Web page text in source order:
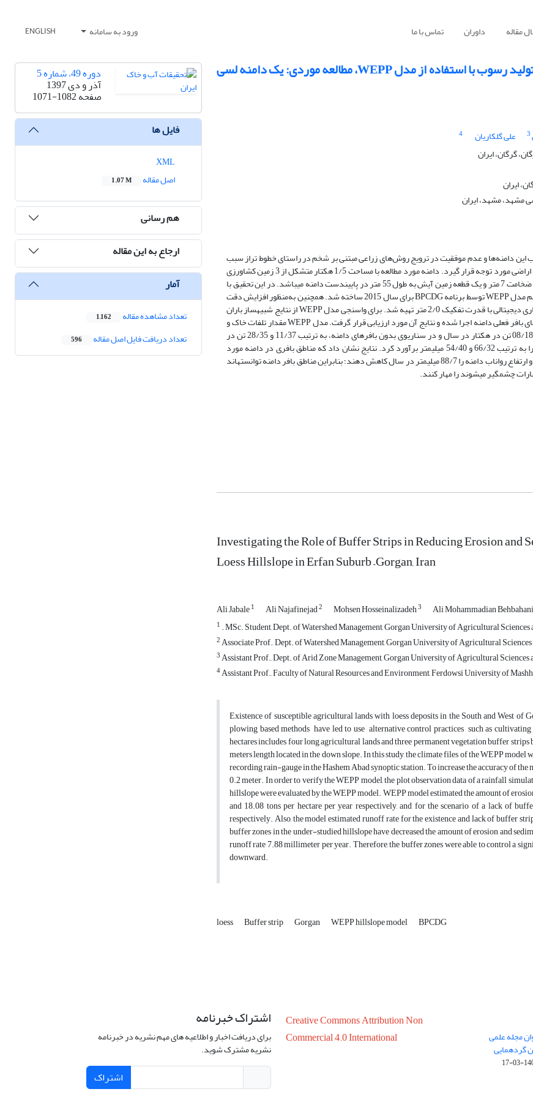
مقاله داوران تماس با ما ورود به سامانه ENGLISH
بررسی نقش مناطق حائل گیاهی در کاهش میزان فرسایش و تولید رسوب با استفاده از مدل WEPP، مطالعه موردی: یک دامنه لسی
3 علی گلکاریان
4
گرگان، ایران
ایران
مشهد، مشهد، ایران
و عدم موفقیت در ترویج روش‌های زراعی مبتنی بر شخم در راستای خطوط تراز سبب
شده است که استفاده از اقدامات کنترلی جایگزین، مانند کشت نوارهای بافر حاشیه اراضی مورد توجه قرار گیرد. دامنه مورد مطالعه با مساحت 1/5 هکتار متشکل از 3 زمین کشاورزی
متوالی و 4 منطقه بافر گیاهی دائمی شامل 3 نوار حد­فاصل اراضی کشاورزی با متوسط ضخامت 7 متر و یک قطعه زمین آیش به طول 55 متر در پایین­دست دامنه می­باشد. در این تحقیق با
استفاده از داده‌های باران‌نگار ثبات و ایستگاه سینوپتیک هاشم‌آباد گرگان، فایل اقلیم مدل WEPP توسط برنامه BPCDG برای سال 2015 ساخته شد. همچنین به‌منظور افزایش دقت
نقشه طبقات ارتفاعی دامنه، فایل شیب مدل نیز با استفاده از دوربین‌های نقشه‌برداری دیجیتالی با قدرت تفکیک 2/0 متر تهیه شد. برای واسنجی مدل WEPP از نتایج شبیه­ساز باران
در سطح پلات استفاده شد. سپس مدل WEPP برای دو حالت با و بدون وجود نوارهای بافر فعلی دامنه اجرا شده و نتایج آن مورد ارزیابی قرار گرفت. مدل WEPP مقدار تلفات خاک و
رسوب ویژه دامنه مورد مطالعه را در سناریوی با بافرهای دامنه به ترتیب 36/27 و 08/18 تن در هکتار در سال و در سناریوی بدون بافرهای دامنه، به ترتیب 11/37 و 28/35 تن در
هکتار در سال برآورد کرد. همچنین مدل، ارتفاع رواناب دامنه در این دو سناریو را به ترتیب 66/32 و 54/40 میلی­متر برآورد کرد. نتایج نشان داد که مناطق بافری در دامنه مورد
مطالعه، توانسته‌اند میزان فرسایش و رسوب را به ترتیب 75/9 و 20/17 تن در هکتار و ارتفاع رواناب دامنه را 88/7 میلی­متر در سال کاهش دهند؛ بنابراین مناطق بافر دامنه توانسته­اند
Investigating the Role of Buffer Strips in Reducing Erosion and
Loess Hillslope in Erfan Suburb –Gorgan, Iran
Ali Jabale1 Ali Najafinejad2 Mohsen Hosseinalizadeh3 Ali Mohammadian Behbahani
1 . MSc. Student, Dept. of Watershed Management, Gorgan University of Agricultural
2Associate Prof., Dept. of Watershed Management, Gorgan University of Agricultural
3Assistant Prof., Dept. of Arid Zone Management, Gorgan University of Agricultural Sciences
4Assistant Prof., Faculty of Natural Resources and Environment, Ferdowsi University of
Existence of susceptible agricultural lands with loess deposits in the South and West
plowing based methods have led to use alternative control practices such as
hectares includes four long agricultural lands and three permanent vegetation buffer
meters length located in the down slope. In this study, the climate files of the WEPP
recording rain-gauge in the Hashem Abad synoptic station. To increase the accuracy of
0.2 meter. In order to verify the WEPP model, the plot observation data of a rainfall
hillslope were evaluated by the WEPP model. WEPP model estimated the amount of
and 18.08 tons per hectare per year respectively, and for the scenario of a lack of
respectively. Also, the model estimated runoff rate for the existence and lack of buffer
buffer zones in the under-studied hillslope have decreased the amount of erosion and
runoff rate 7.88 millimeter per year. Therefore, the buffer zones were able to control a
downward.
loess Buffer strip Gorgan WEPP hillslope model BPCDG
دوره 49، شماره 5
آذر و دی 1397
صفحه1071-1082
فایل ها
اصل مقاله
1.07 M
هم رسانی
ارجاع به این مقاله
آمار
تعداد مشاهده مقاله 1,162
تعداد دریافت فایل اصل مقاله 596
مجله علمی
در پانزدهمین گردهمایی
Creative Commons Attribution Non
Commercial 4.0 International
اشتراک خبرنامه
برای دریافت اخبار و اطلاعیه های مهم نشریه در خبرنامه
نشریه مشترک شوید.
اشتراک